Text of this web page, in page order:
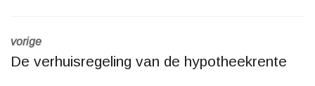
vorige
De verhuisregeling van de hypotheekrente